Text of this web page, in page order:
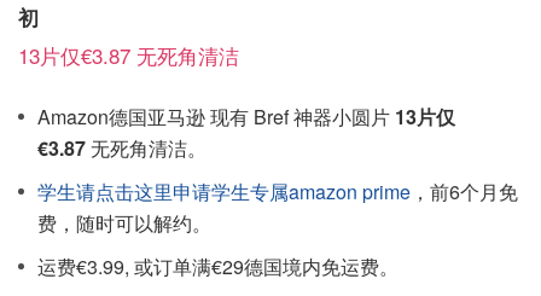
初
13片仅€3.87 无死角清洁
Amazon德国亚马逊 现有 Bref 神器小圆片 13片仅
€3.87无死角清洁。
学生请点击这里申请学生专属amazon prime ，前6个月免
费，随时可以解约。
运费€3.99, 或订单满€29德国境内免运费。